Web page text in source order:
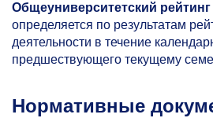
Общеуниверситетский
определяется по результатам
деятельности в течение
предшествующего текущему
Нормативные